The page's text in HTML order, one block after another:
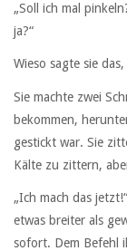
„Soll ich mal
ja?“
Wieso sagte sie
Sie machte zwei
bekommen,
gestickt war. Sie
Kälte zu zittern,
„Ich mach das
etwas breiter als
sofort. Dem Befehl